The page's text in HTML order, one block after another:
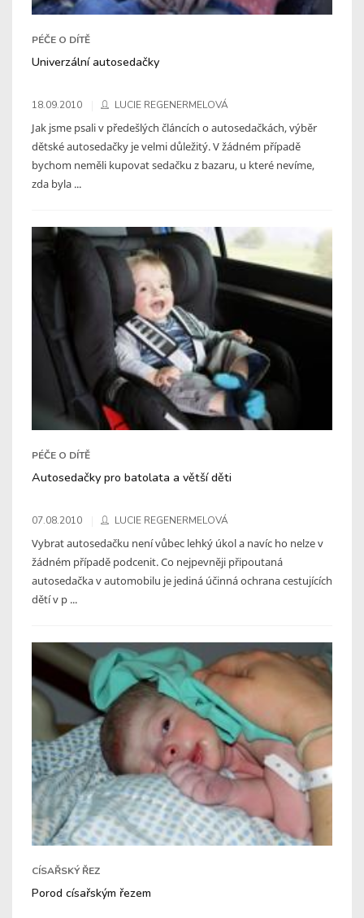
PÉČE O DÍTĚ
Univerzální autosedačky
18.09.2010 LUCIE REGENERMELOVÁ
Jak jsme psali v předešlých článcích o autosedačkách, výběr
dětské autosedačky je velmi důležitý. V žádném případě
bychom neměli kupovat sedačku z bazaru, u které nevíme,
zda byla ...
PÉČE O DÍTĚ
Autosedačky pro batolata a větší děti
07.08.2010 LUCIE REGENERMELOVÁ
Vybrat autosedačku není vůbec lehký úkol a navíc ho nelze v
žádném případě podcenit. Co nejpevněji připoutaná
autosedačka v automobilu je jediná účinná ochrana cestujících
dětí v p ...
CÍSAŘSKÝ ŘEZ
Porod císařským řezem